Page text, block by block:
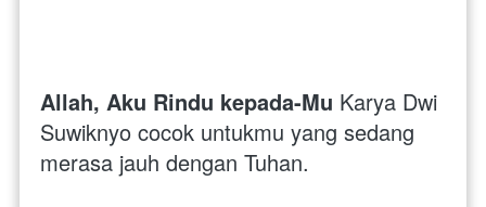
Allah, Aku Rindu kepada-Mu Karya Dwi
Suwiknyo cocok untukmu yang sedang
merasa jauh dengan Tuhan.